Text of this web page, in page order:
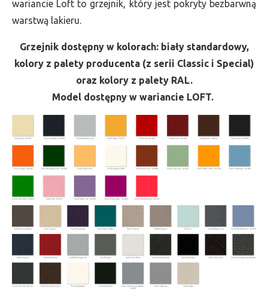
wariancie Loft to grzejnik, który jest pokryty bezbarwną
warstwą lakieru.
Grzejnik dostępny w kolorach: biały standardowy,
kolory z palety producenta (z serii Classic i Special)
oraz kolory z palety RAL.
Model dostępny w wariancie LOFT.